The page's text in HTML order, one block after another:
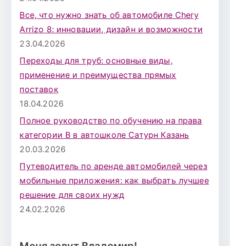
Все, что нужно знать об автомобиле Chery
Arrizo 8: инновации, дизайн и возможности
23.04.2026
Переходы для труб: основные виды,
применение и преимущества прямых
поставок
18.04.2026
Полное руководство по обучению на права
категории B в автошколе Сатурн Казань
20.03.2026
Путеводитель по аренде автомобилей через
мобильные приложения: как выбрать лучшее
решение для своих нужд
24.02.2026